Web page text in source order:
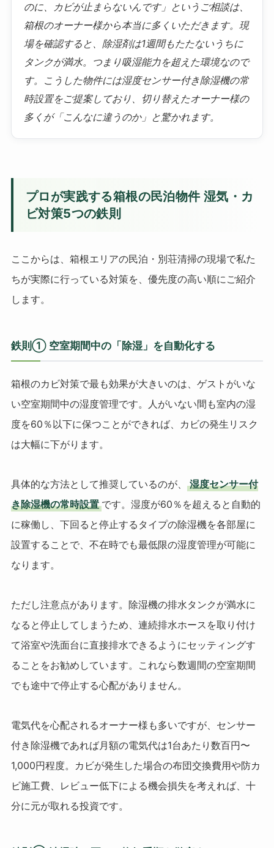
のに、カビが止まらないんです」というご相談は、
箱根のオーナー様から本当に多くいただきます。現
場を確認すると、除湿剤は1週間もたたないうちに
タンクが満水。つまり吸湿能力を超えた環境なので
す。こうした物件には湿度センサー付き除湿機の常
時設置をご提案しており、切り替えたオーナー様の
多くが「こんなに違うのか」と驚かれます。
プロが実践する箱根の民泊物件 湿気・カ
ビ対策5つの鉄則
ここからは、箱根エリアの民泊・別荘清掃の現場で私た
ちが実際に行っている対策を、優先度の高い順にご紹介
します。
鉄則① 空室期間中の「除湿」を自動化する
箱根のカビ対策で最も効果が大きいのは、ゲストがいな
い空室期間中の湿度管理です。人がいない間も室内の湿
度を60％以下に保つことができれば、カビの発生リスク
は大幅に下がります。
具体的な方法として推奨しているのが、
湿度センサー付
き除湿機の常時設置 です。湿度が60％を超えると自動的
に稼働し、下回ると停止するタイプの除湿機を各部屋に
設置することで、不在時でも最低限の湿度管理が可能に
なります。
ただし注意点があります。除湿機の排水タンクが満水に
なると停止してしまうため、連続排水ホースを取り付け
て浴室や洗面台に直接排水できるようにセッティングす
ることをお勧めしています。これなら数週間の空室期間
でも途中で停止する心配がありません。
電気代を心配されるオーナー様も多いですが、センサー
付き除湿機であれば月額の電気代は1台あたり数百円〜
1,000円程度。カビが発生した場合の布団交換費用や防カ
ビ施工費、レビュー低下による機会損失を考えれば、十
分に元が取れる投資です。